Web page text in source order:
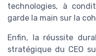
technologies, à
garde la main sur la
Enfin, la réussite
stratégique du CEO